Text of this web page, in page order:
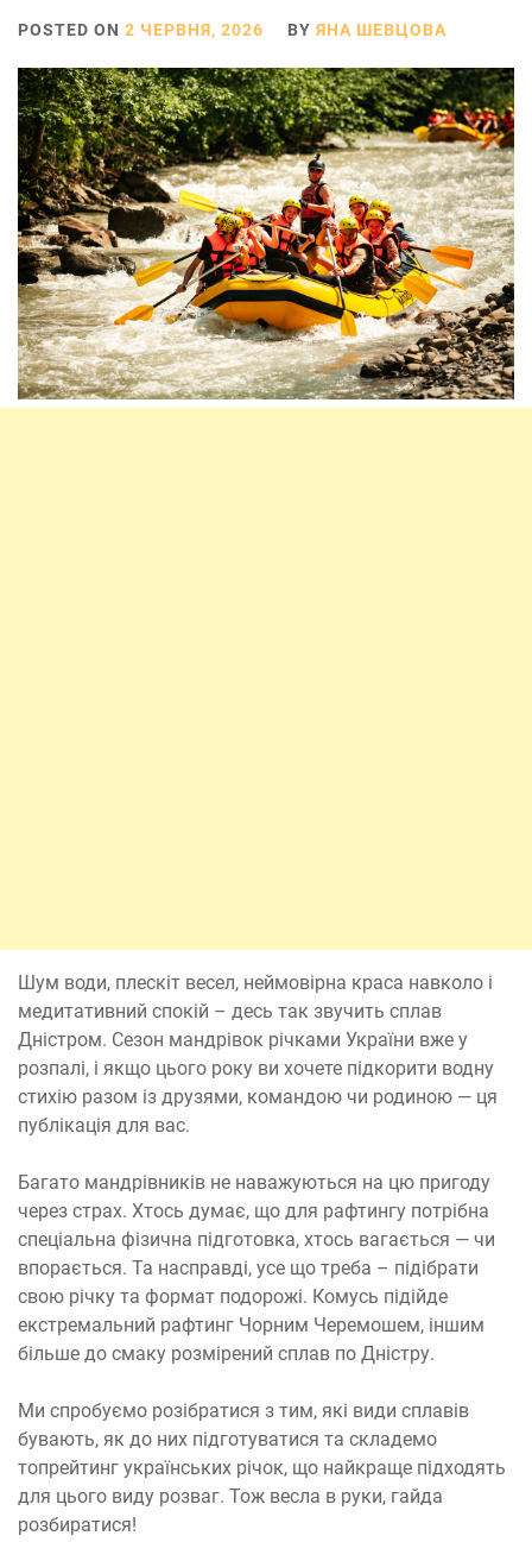
POSTED ON 2 ЧЕРВНЯ, 2026 BY ЯНА ШЕВЦОВА
Шум води, плескіт весел, неймовірна краса навколо і
медитативний спокій – десь так звучить сплав
Дністром. Сезон мандрівок річками України вже у
розпалі, і якщо цього року ви хочете підкорити водну
стихію разом із друзями, командою чи родиною — ця
публікація для вас.
Багато мандрівників не наважуються на цю пригоду
через страх. Хтось думає, що для рафтингу потрібна
спеціальна фізична підготовка, хтось вагається — чи
впорається. Та насправді, усе що треба – підібрати
свою річку та формат подорожі. Комусь підійде
екстремальний рафтинг Чорним Черемошем, іншим
більше до смаку розмірений сплав по Дністру.
Ми спробуємо розібратися з тим, які види сплавів
бувають, як до них підготуватися та складемо
топрейтинг українських річок, що найкраще підходять
для цього виду розваг. Тож весла в руки, гайда
розбиратися!